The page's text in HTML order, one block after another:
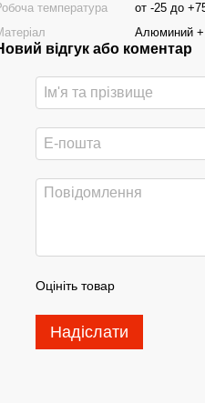
температура
от -25 до
Алюминий +
відгук або коментар
Оцініть товар
Надіслати